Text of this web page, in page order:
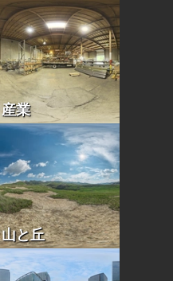
産業
山と丘